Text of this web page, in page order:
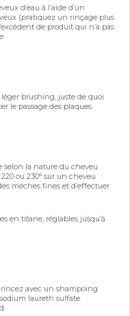
d’eau à l’aide d’un
(pratiquez un rinçage plus
de produit qui n’a pas
brushing, juste de quoi
le passage des plaques.
selon la nature du cheveu.
ou 230° sur un cheveu
mèches fines et d’effectuer
en titane, réglables jusqu’à
avec un shampoing
laureth sulfate.